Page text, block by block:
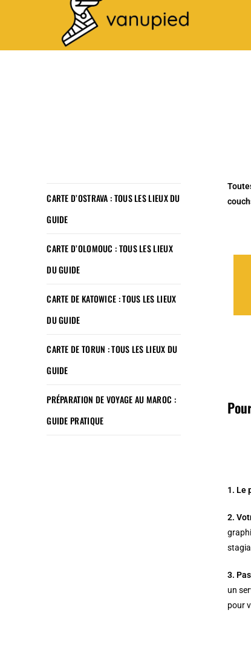
1. Le
2.
3.
un
pour
CARTE D’OSTRAVA : TOUS LES LIEUX DU
GUIDE
CARTE D’OLOMOUC : TOUS LES LIEUX
DU GUIDE
CARTE DE KATOWICE : TOUS LES LIEUX
DU GUIDE
CARTE DE TORUN : TOUS LES LIEUX DU
GUIDE
PRÉPARATION DE VOYAGE AU MAROC :
GUIDE PRATIQUE